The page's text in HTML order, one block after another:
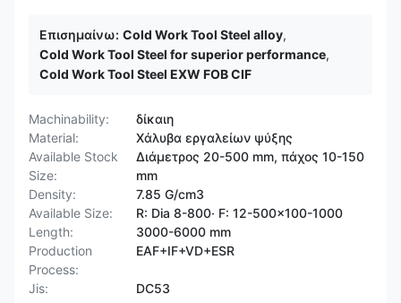
Επισημαίνω: Cold Work Tool Steel alloy,
Cold Work Tool Steel for superior performance,
Cold Work Tool Steel EXW FOB CIF
Machinability:
δίκαιη
Material:
Χάλυβα εργαλείων ψύξης
Available Stock
Size:
Διάμετρος 20-500 mm, πάχος 10-150
mm
Density:
7.85 G/cm3
Available Size:
R: Dia 8-800· F: 12-500x100-1000
Length:
3000-6000 mm
Production
Process:
EAF+IF+VD+ESR
Jis: DC53